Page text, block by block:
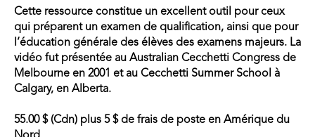
Cette ressource constitue un excellent outil pour ceux
qui préparent un examen de qualification, ainsi que pour
l’éducation générale des élèves des examens majeurs. La
vidéo fut présentée au Australian Cecchetti Congress de
Melbourne en 2001 et au Cecchetti Summer School à
Calgary, en Alberta.
55.00 $ (Cdn) plus 5 $ de frais de poste en Amérique du